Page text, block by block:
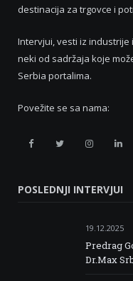
destinacija za trgovce i
Intervjui, vesti iz
neki od sadržaja koje
Serbia portalima.
Povežite se sa nama:
Retail
Facebook
Retail
Twitter
Retail
Instagram
POSLEDNJI INTERVJUI
19.12.2025
Predrag
Dr.Max